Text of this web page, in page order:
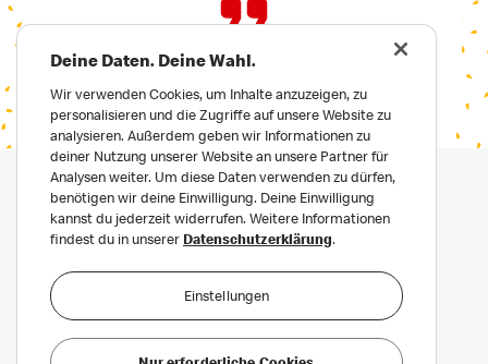
Deine Daten. Deine Wahl.
Wir verwenden Cookies, um Inhalte anzuzeigen, zu
personalisieren und die Zugriffe auf unsere Website zu
analysieren. Außerdem geben wir Informationen zu
deiner Nutzung unserer Website an unsere Partner für
Analysen weiter. Um diese Daten verwenden zu dürfen,
benötigen wir deine Einwilligung. Deine Einwilligung
kannst du jederzeit widerrufen. Weitere Informationen
findest du in unserer Datenschutzerklärung.
Einstellungen